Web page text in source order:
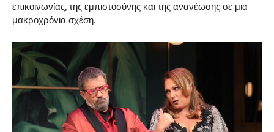
επικοινωνίας, της εμπιστοσύνης και της ανανέωσης σε μια
μακροχρόνια σχέση.